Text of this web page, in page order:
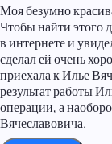
Моя безумно
Чтобы найти этого
в интернете и
сделал ей очень
приехала к Илье
результат работы
операции, а
Вячеславовича.